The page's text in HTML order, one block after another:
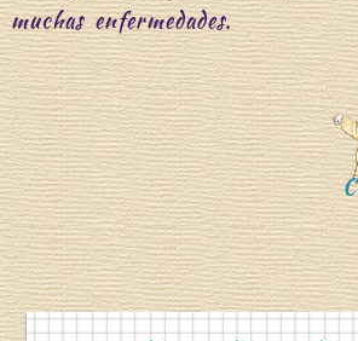
muchas enfermedades.